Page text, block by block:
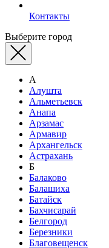
Контакты
Выберите город
А
Алушта
Альметьевск
Анапа
Арзамас
Армавир
Архангельск
Астрахань
Б
Балаково
Балашиха
Батайск
Бахчисарай
Белгород
Березники
Благовещенск